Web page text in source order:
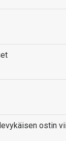
ostin